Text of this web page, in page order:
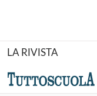
LA RIVISTA